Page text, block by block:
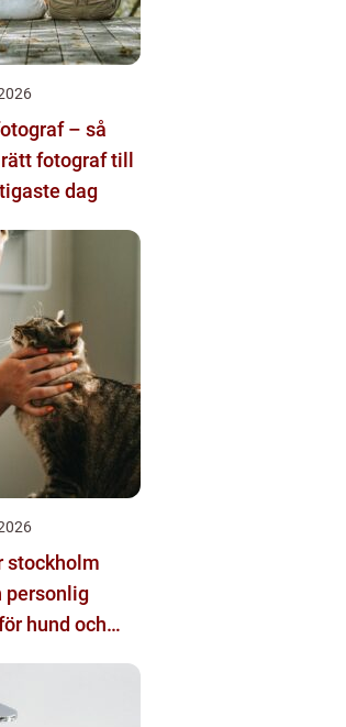
– så
fotograf till
dag
stockholm
personlig
hund och